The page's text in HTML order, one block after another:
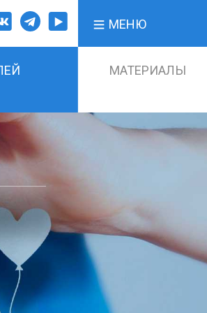
МЕНЮ
МАТЕРИАЛЫ